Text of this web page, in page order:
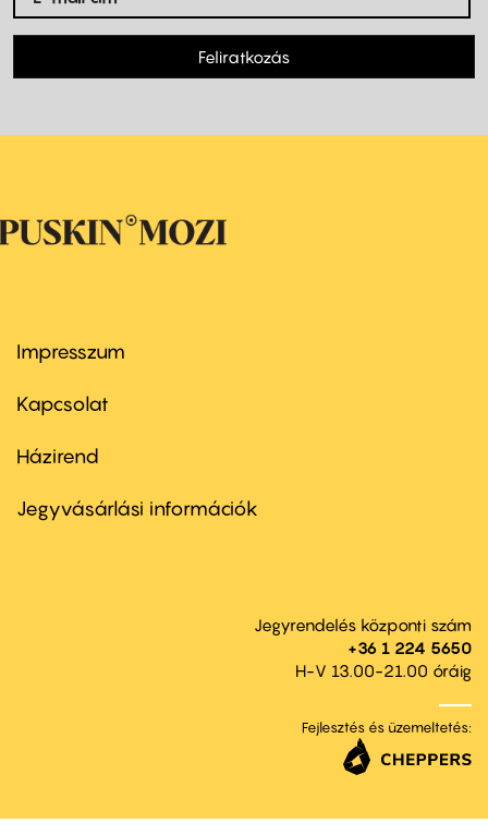
Feliratkozás
Footer
first
Impresszum
Kapcsolat
Footer
second
Házirend
Jegyvásárlási információk
Jegyrendelés központi szám
+36 1 224 5650
H-V 13.00-21.00 óráig
Fejlesztés és üzemeltetés: